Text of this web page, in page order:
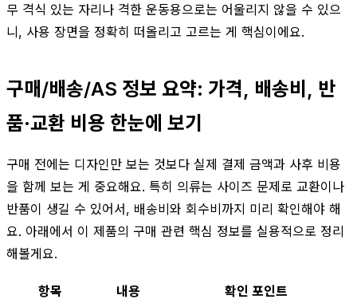
무 격식 있는 자리나 격한 운동용으로는 어울리지 않을 수 있으
니, 사용 장면을 정확히 떠올리고 고르는 게 핵심이에요.
구매/배송/AS 정보 요약: 가격, 배송비, 반
품·교환 비용 한눈에 보기
구매 전에는 디자인만 보는 것보다 실제 결제 금액과 사후 비용
을 함께 보는 게 중요해요. 특히 의류는 사이즈 문제로 교환이나
반품이 생길 수 있어서, 배송비와 회수비까지 미리 확인해야 해
요. 아래에서 이 제품의 구매 관련 핵심 정보를 실용적으로 정리
해볼게요.
항목 내용
확인 포인트